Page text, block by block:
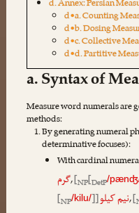
d. Annex: Persian
d•a. Counting
d•b. Dosing
d•c. Collective
d•d. Partitive
a. Syntax of
Measure word numerals are
methods:
By generating numeral
determinative focuses):
With cardinal
گرم,[NP[DetP/
[NP/kilu/]]نیم کیلو,[